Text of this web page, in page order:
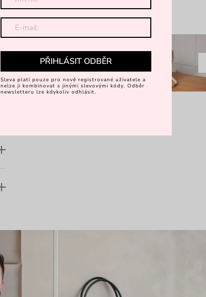
Objevte více
PŘIHLÁSIT ODBĚR
Sleva platí pouze pro nově registrované uživatele a
nelze ji kombinovat s jinými slevovými kódy. Odběr
newsletteru lze kdykoliv odhlásit.